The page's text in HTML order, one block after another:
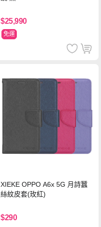
$25,990
免運
XIEKE OPPO A6x 5G 月詩蠶
絲紋皮套(玫紅)
$290